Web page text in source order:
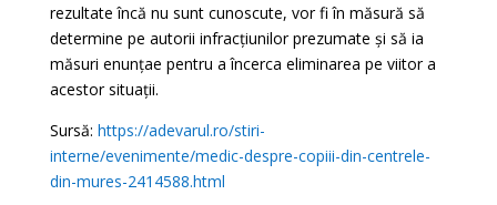
rezultate încă nu sunt cunoscute, vor fi în măsură să
determine pe autorii infracțiunilor prezumate și să ia
măsuri enunțae pentru a încerca eliminarea pe viitor a
acestor situații.
Sursă: https://adevarul.ro/stiri-
interne/evenimente/medic-despre-copiii-din-centrele-
din-mures-2414588.html